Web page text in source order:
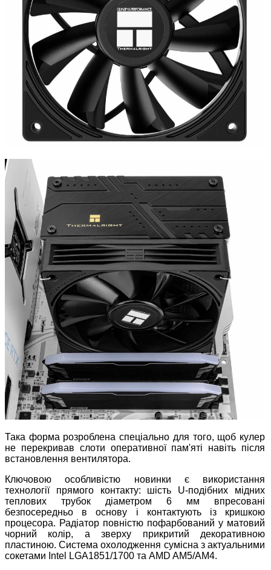
Така форма розроблена спеціально для того, щоб кулер
не перекривав слоти оперативної пам'яті навіть після
встановлення вентилятора.
Ключовою особливістю новинки є використання
технології прямого контакту: шість U-подібних мідних
теплових трубок діаметром 6 мм впресовані
безпосередньо в основу і контактують із кришкою
процесора. Радіатор повністю пофарбований у матовий
чорний колір, а зверху прикритий декоративною
пластиною. Система охолодження сумісна з актуальними
сокетами Intel LGA1851/1700 та AMD AM5/AM4.